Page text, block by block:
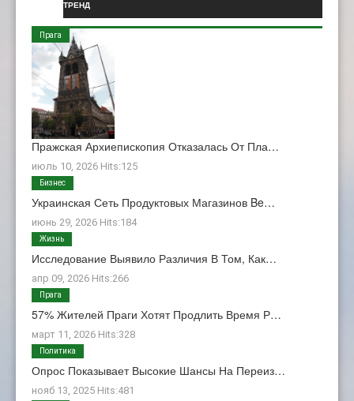
ТРЕНД
Пражская Архиепископия Отказалась От Пла…
июль 10, 2026 Hits:125
Прага
Украинская Сеть Продуктовых Магазинов Be…
июнь 29, 2026 Hits:184
Бизнес
Исследование Выявило Различия В Том, Как…
апр 09, 2026 Hits:266
Жизнь
57% Жителей Праги Хотят Продлить Время Р…
март 11, 2026 Hits:328
Прага
Опрос Показывает Высокие Шансы На Переиз…
нояб 13, 2025 Hits:481
Политика